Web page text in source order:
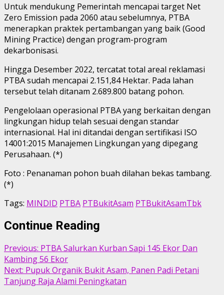
Untuk mendukung Pemerintah mencapai target Net
Zero Emission pada 2060 atau sebelumnya, PTBA
menerapkan praktek pertambangan yang baik (Good
Mining Practice) dengan program-program
dekarbonisasi.
Hingga Desember 2022, tercatat total areal reklamasi
PTBA sudah mencapai 2.151,84 Hektar. Pada lahan
tersebut telah ditanam 2.689.800 batang pohon.
Pengelolaan operasional PTBA yang berkaitan dengan
lingkungan hidup telah sesuai dengan standar
internasional. Hal ini ditandai dengan sertifikasi ISO
14001:2015 Manajemen Lingkungan yang dipegang
Perusahaan. (*)
Foto : Penanaman pohon buah dilahan bekas tambang.
(*)
Tags: MINDID PTBA PTBukitAsam PTBukitAsamTbk
Continue Reading
Previous: PTBA Salurkan Kurban Sapi 145 Ekor Dan
Kambing 56 Ekor
Next: Pupuk Organik Bukit Asam, Panen Padi Petani
Tanjung Raja Alami Peningkatan